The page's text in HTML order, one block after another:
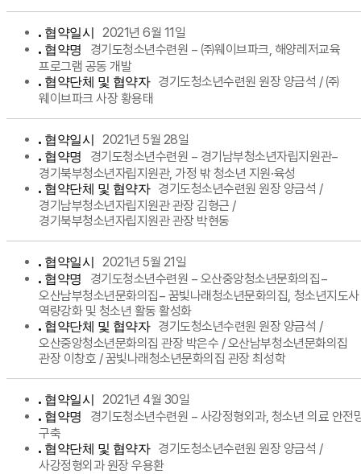
협약일시 2021년 6월 11일
협약명
경기도청소년수련원 − ㈜웨이브파크, 해양레저교육
프로그램 공동 개발
협약단체 및 협약자
경기도청소년수련원 원장 양금석 / ㈜
웨이브파크 사장 황용태
협약일시 2021년 5월 28일
협약명
경기도청소년수련원 − 경기남부청소년자립지원관−
경기북부청소년자립지원관, 가정 밖 청소년 지원·육성
협약단체 및 협약자
경기도청소년수련원 원장 양금석 /
경기남부청소년자립지원관 관장 김형근 /
경기북부청소년자립지원관 관장 박현동
협약일시 2021년 5월 21일
협약명
경기도청소년수련원 − 오산중앙청소년문화의집−
오산남부청소년문화의집− 꿈빛나래청소년문화의집, 청소년지도사
역량강화 및 청소년 활동 활성화
협약단체 및 협약자
경기도청소년수련원 원장 양금석 /
오산중앙청소년문화의집 관장 박은수 / 오산남부청소년문화의집
관장 이창호 / 꿈빛나래청소년문화의집 관장 최성학
협약일시 2021년 4월 30일
협약명
경기도청소년수련원 − 사강정형외과, 청소년 의료 안전
구축
협약단체 및 협약자
경기도청소년수련원 원장 양금석 /
사강정형외과 원장 우용환